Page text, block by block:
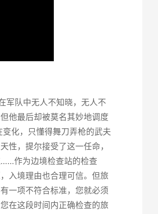
军队中无人不知晓，无人不
他最后却被莫名其妙地调度
化，只懂得舞刀弄枪的武夫
性，提尔接受了这一任命，
作为边境检查站的检查
入境理由也合理可信。但旅
一项不符合标准，您就必须
在这段时间内正确检查的旅